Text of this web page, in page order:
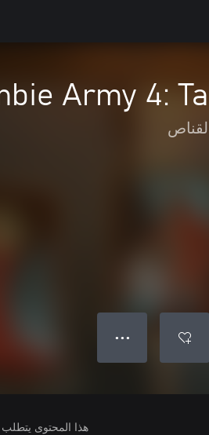
Army 4:
القناص
● ● ●
هذا المحتوى